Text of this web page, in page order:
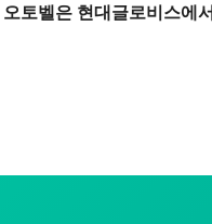
오토벨 은 현대글로비스에